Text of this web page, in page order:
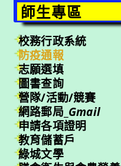
師生專區
校務行政系統
防疫通報
志願選填
圖書查詢
營隊/活動/競賽
網路郵局_ Gmail
申請各項證明
教育儲蓄戶
綠城文學